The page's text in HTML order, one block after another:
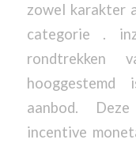
zowel karakter
categorie .
aanbod.
incentive